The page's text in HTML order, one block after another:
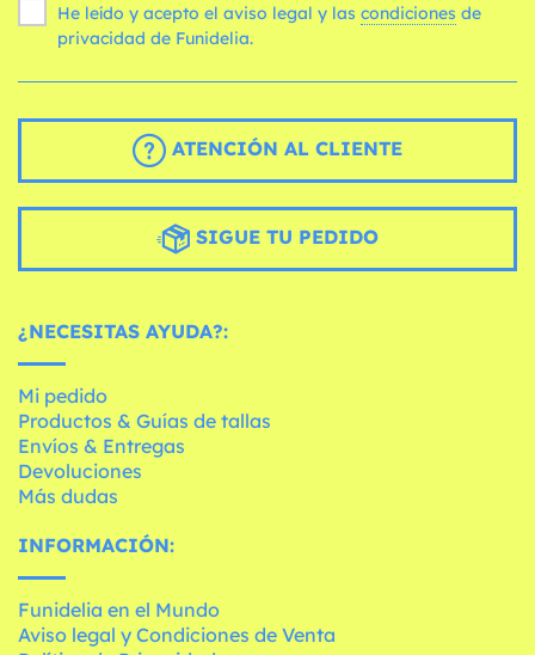
He leído y acepto el aviso legal y las condiciones
privacidad de Funidelia.
ATENCIÓN AL CLIENTE
SIGUE TU PEDIDO
¿NECESITAS AYUDA?:
Mi pedido
Productos & Guías de tallas
Envíos & Entregas
Devoluciones
Más dudas
INFORMACIÓN:
Funidelia en el Mundo
Aviso legal y Condiciones de Venta